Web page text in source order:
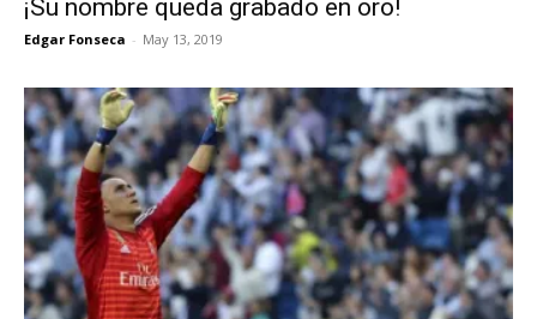
¡Su nombre queda grabado en oro!
Edgar Fonseca - May 13, 2019